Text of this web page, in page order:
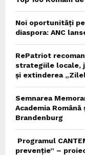
Noi oportunități
diaspora: ANC
RePatriot
strategiile locale,
și extinderea
Semnarea
Academia
Brandenburg
Programul
prevenție” –